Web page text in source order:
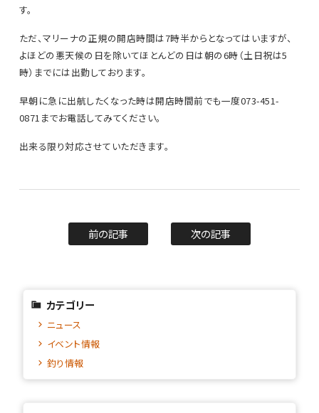
す。
ただ、マリーナの正規の開店時間は7時半からとなってはいますが、
よほどの悪天候の日を除いてほとんどの日は朝の6時（土日祝は5
時）までには出勤しております。
早朝に急に出航したくなった時は開店時間前でも一度073-451-
0871までお電話してみてください。
出来る限り対応させていただきます。
前の記事 次の記事
カテゴリー
ニュース
イベント情報
釣り情報